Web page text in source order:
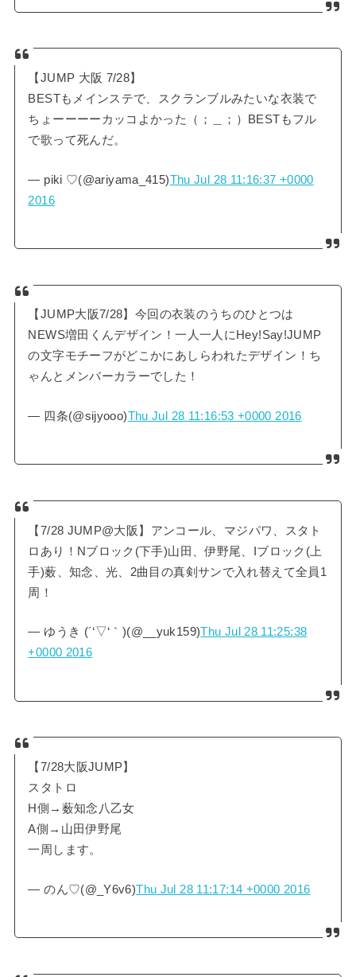
【JUMP 大阪 7/28】
BESTもメインステで、スクランブルみたいな衣装で
ちょーーーーカッコよかった（；＿；）BESTもフル
で歌って死んだ。
— piki ♡(@ariyama_415)Thu Jul 28 11:16:37 +0000
2016
【JUMP大阪7/28】今回の衣装のうちのひとつは
NEWS増田くんデザイン！一人一人にHey!Say!JUMP
の文字モチーフがどこかにあしらわれたデザイン！ち
ゃんとメンバーカラーでした！
— 四条(@sijyooo)Thu Jul 28 11:16:53 +0000 2016
【7/28 JUMP@大阪】アンコール、マジパワ、スタト
ロあり！Nブロック(下手)山田、伊野尾、Iブロック(上
手)薮、知念、光、2曲目の真剣サンで入れ替えて全員1
周！
— ゆうき (´‘▽‘｀)(@__yuk159)Thu Jul 28 11:25:38
+0000 2016
【7/28大阪JUMP】
スタトロ
H側→薮知念八乙女
A側→山田伊野尾
一周します。
— のん♡(@_Y6v6)Thu Jul 28 11:17:14 +0000 2016